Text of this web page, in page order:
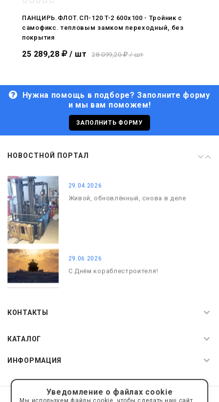
ПАНЦИРЬ.ФЛОТ.СП-120 T-2 600x100 - Тройник c
самофикс. тепловым замком переходный, без
покрытия
25 289,28 / шт 28 099,20 / шт
Нужна помощь в подборе? Заполните форму
и мы вам поможем!
ЗАПОЛНИТЬ ФОРМУ
НОВОСТНОЙ ПОРТАЛ
нами
29.06.2026
С Днём кораблестроителя!
С Днём Победы. Память, которая с
29.04.2026
Живой, обновлённый, снова в деле
29.06.2026
С Днём кораблестроителя!
КОНТАКТЫ
КАТАЛОГ
ИНФОРМАЦИЯ
© 2019—2026 Интернет пространство АкваРос sale@a-ros.ru
Уведомление о файлах cookie
Мы используем файлы cookie, чтобы сделать наш сайт